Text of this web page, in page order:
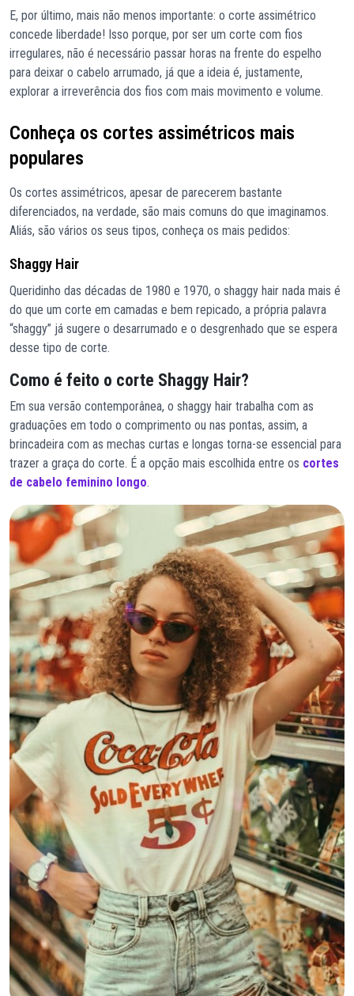
E, por último, mais não menos importante: o corte assimétrico
concede liberdade! Isso porque, por ser um corte com fios
irregulares, não é necessário passar horas na frente do espelho
para deixar o cabelo arrumado, já que a ideia é, justamente,
explorar a irreverência dos fios com mais movimento e volume.
Conheça os cortes assimétricos mais
populares
Os cortes assimétricos, apesar de parecerem bastante
diferenciados, na verdade, são mais comuns do que imaginamos.
Aliás, são vários os seus tipos, conheça os mais pedidos:
Shaggy Hair
Queridinho das décadas de 1980 e 1970, o shaggy hair nada mais é
do que um corte em camadas e bem repicado, a própria palavra
“shaggy” já sugere o desarrumado e o desgrenhado que se espera
desse tipo de corte.
Como é feito o corte Shaggy Hair?
Em sua versão contemporânea, o shaggy hair trabalha com as
graduações em todo o comprimento ou nas pontas, assim, a
brincadeira com as mechas curtas e longas torna-se essencial para
trazer a graça do corte. É a opção mais escolhida entre os cortes
de cabelo feminino longo.